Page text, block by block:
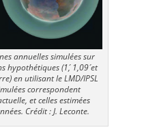
annuelles simulées sur
(1´, 1,09´ et
en utilisant le LMD/IPSL
correspondent
et celles estimées
Crédit : J. Leconte.